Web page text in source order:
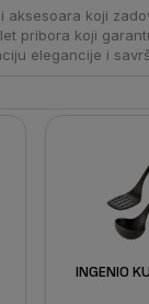
koji
pribora koji
elegancije i
INGENIO